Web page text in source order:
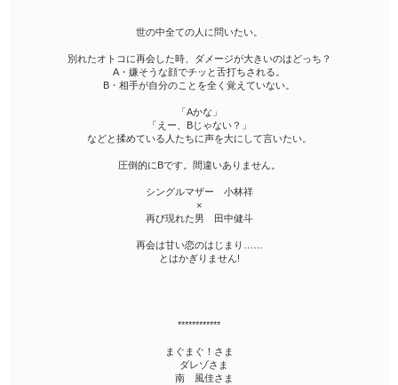
世の中全ての人に問いたい。
別れたオトコに再会した時、ダメージが大きいのはどっち？
A・嫌そうな顔でチッと舌打ちされる。
B・相手が自分のことを全く覚えていない。
「Aかな」
「えー、Bじゃない？」
などと揉めている人たちに声を大にして言いたい。
圧倒的にBです。間違いありません。
シングルマザー 小林祥
×
再び現れた男 田中健斗
再会は甘い恋のはじまり……
とはかぎりません!
************
まぐまぐ！さま
ダレゾさま
南 風佳さま